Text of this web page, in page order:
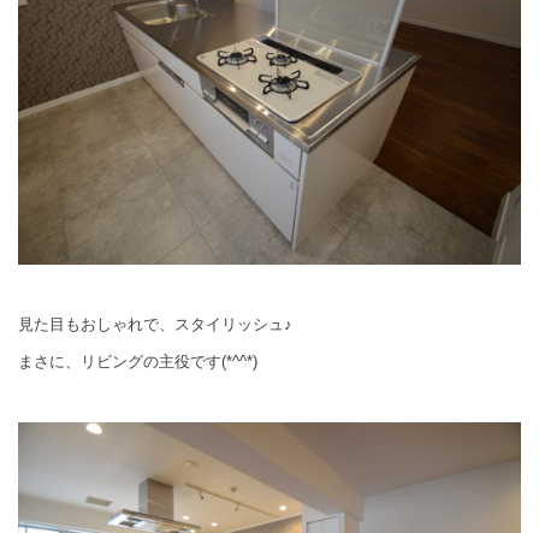
見た目もおしゃれで、スタイリッシュ♪
まさに、リビングの主役です(*^^*)